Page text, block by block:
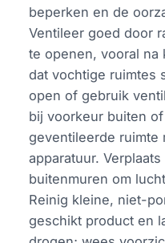
beperken en de
Ventileer goed door
te openen, vooral na
dat vochtige ruimtes
open of gebruik
bij voorkeur buiten
geventileerde ruimte
apparatuur.
buitenmuren om
Reinig kleine, niet-
geschikt product en